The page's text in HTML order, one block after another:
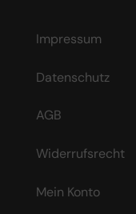
Impressum
Datenschutz
AGB
Widerrufsrecht
Mein Konto